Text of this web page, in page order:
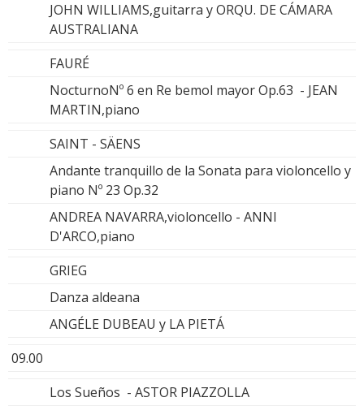
JOHN WILLIAMS,guitarra y ORQU. DE CÁMARA
AUSTRALIANA
FAURÉ
NocturnoNº 6 en Re bemol mayor Op.63 - JEAN
MARTIN,piano
SAINT - SÄENS
Andante tranquillo de la Sonata para violoncello y
piano Nº 23 Op.32
ANDREA NAVARRA,violoncello - ANNI
D'ARCO,piano
GRIEG
Danza aldeana
ANGÉLE DUBEAU y LA PIETÁ
09.00
Los Sueños - ASTOR PIAZZOLLA